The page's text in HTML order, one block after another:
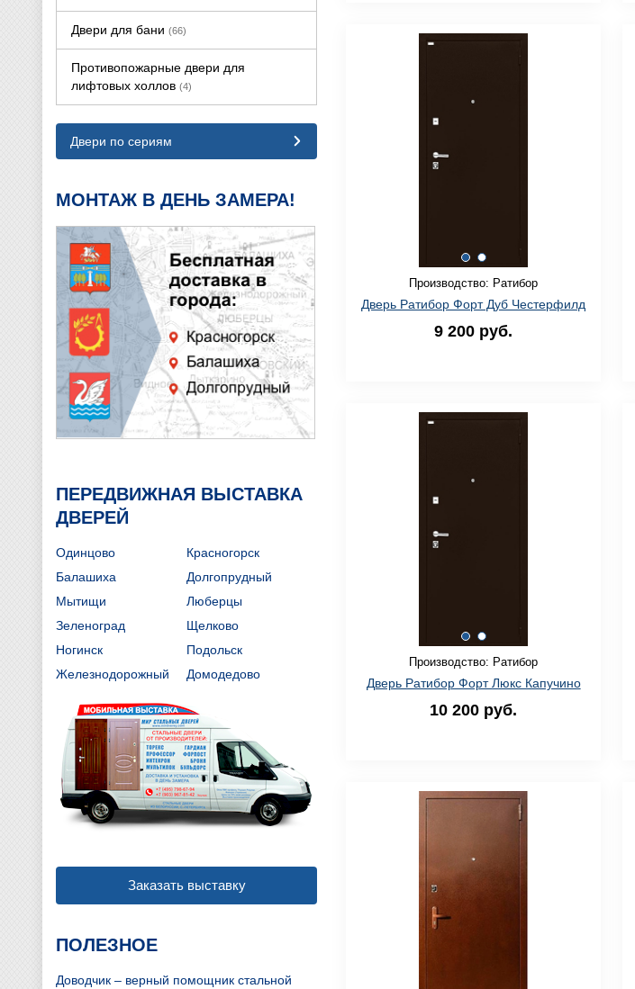
Производство: Ратибор
Дверь Ратибор Форт Дуб Честерфилд
9 200 руб.
Производство: Ратибор
Дверь Ратибор Форт Люкс Капучино
10 200 руб.
Двери для бани (66)
Противопожарные двери для
лифтовых холлов (4)
Двери по сериям
МОНТАЖ В ДЕНЬ ЗАМЕРА!
ПЕРЕДВИЖНАЯ ВЫСТАВКА
ДВЕРЕЙ
Одинцово
Красногорск
Балашиха
Долгопрудный
Мытищи
Люберцы
Зеленоград
Щелково
Ногинск
Подольск
Железнодорожный
Домодедово
Заказать выставку
ПОЛЕЗНОЕ
Доводчик – верный помощник стальной